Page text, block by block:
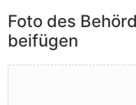
v
o
r
g
e
w
l
i
e
t
I
e
A
n
e
r
k
Foto des
beifügen
D
a
t